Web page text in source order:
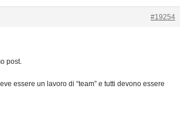
#19254
post.
essere un lavoro di “team” e tutti devono essere